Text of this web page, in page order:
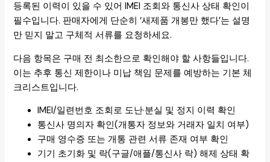
등록된 이력이 있을 수 있어 IMEI 조회와 통신사 상태 확인이
필수입니다. 판매자에게 단순히 ‘새제품 개봉만 했다’는 설명
만 믿지 말고 구체적 서류를 요청하세요.
다음 항목은 구매 전 최소한으로 확인해야 할 사항들입니다.
이는 추후 통신 제한이나 미납 책임 문제를 예방하는 기본 체
크리스트입니다.
IMEI/일련번호 조회로 도난·분실 및 정지 이력 확인
통신사 명의자 확인(개통자 정보와 거래자 일치 여부)
구매 영수증 또는 개통 관련 서류 존재 여부 확인
기기 초기화 및 락(구글/애플/통신사 락) 해제 상태 확